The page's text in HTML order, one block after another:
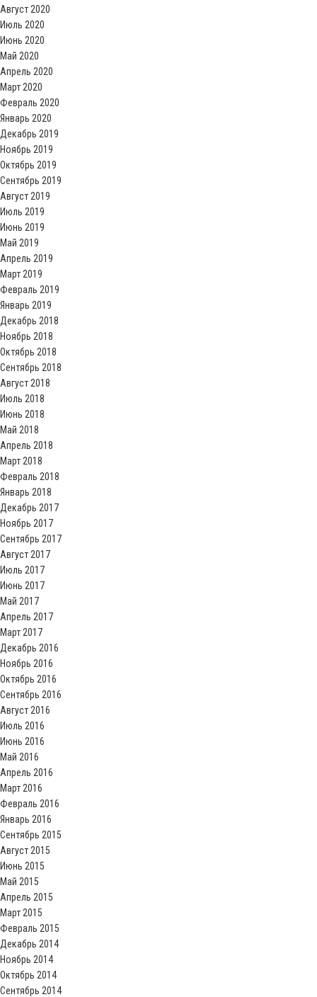
Август 2020
Июль 2020
Июнь 2020
Май 2020
Апрель 2020
Март 2020
Февраль 2020
Январь 2020
Декабрь 2019
Ноябрь 2019
Октябрь 2019
Сентябрь 2019
Август 2019
Июль 2019
Июнь 2019
Май 2019
Апрель 2019
Март 2019
Февраль 2019
Январь 2019
Декабрь 2018
Ноябрь 2018
Октябрь 2018
Сентябрь 2018
Август 2018
Июль 2018
Июнь 2018
Май 2018
Апрель 2018
Март 2018
Февраль 2018
Январь 2018
Декабрь 2017
Ноябрь 2017
Сентябрь 2017
Август 2017
Июль 2017
Июнь 2017
Май 2017
Апрель 2017
Март 2017
Декабрь 2016
Ноябрь 2016
Октябрь 2016
Сентябрь 2016
Август 2016
Июль 2016
Июнь 2016
Май 2016
Апрель 2016
Март 2016
Февраль 2016
Январь 2016
Сентябрь 2015
Август 2015
Июнь 2015
Май 2015
Апрель 2015
Март 2015
Февраль 2015
Декабрь 2014
Ноябрь 2014
Октябрь 2014
Сентябрь 2014